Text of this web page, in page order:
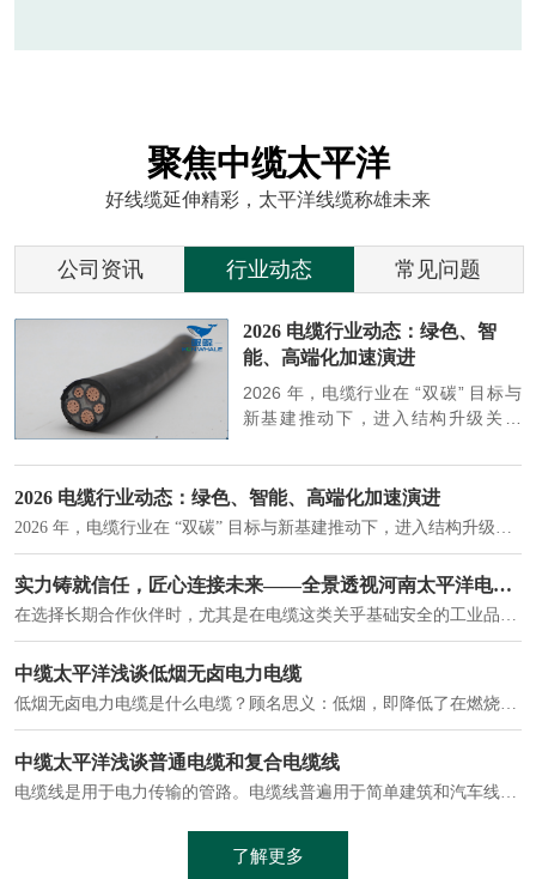
聚焦中缆太平洋
好线缆延伸精彩，太平洋线缆称雄未来
公司资讯 行业动态 常见问题
2026 电缆行业动态：绿色、智
能、高端化加速演进
2026 年，电缆行业在 “双碳” 目标与
新基建推动下，进入结构升级关键
大清晰趋势，市场格局持续优化。
2026 电缆行业动态：绿色、智能、高端化加速演进
实力铸就信任，匠心连接未来——全景透视河南太平洋电缆厂
在选择长期合作伙伴时，尤其是在电缆这类关乎基础安全的工业品上，供应商的“内在实力”远比一纸报价单更重要。今天，我们邀请您“云参观”河南太平洋电缆厂，透过每一个细节，看我们如何将“可靠”二字，铸入每一米电缆。
中缆太平洋浅谈低烟无卤电力电缆
低烟无卤电力电缆是什么电缆？顾名思义：低烟，即降低了在燃烧时有害物体的产生；卤素对于人体来说是一种有毒气体，无卤就是没有毒气体的释放，通常是针对电缆遇火灾时而言的。低烟无卤电力电缆又可以称之为环保电缆，低烟无卤电缆大多数用于医院和对环境卫生要求比较严格的地方。
中缆太平洋浅谈普通电缆和复合电缆线
电缆线是用于电力传输的管路。电缆线普遍用于简单建筑和汽车线材，作为能源输送缆线，电缆线的复杂结构勿庸置疑。根据目标功能，电缆线具有以下一些特点：建筑用和车用线材要求轻质、大批量生产、价格低廉、具有相当的电学和力学性能和长时间的耐老化性能；工业用线材必须具有符合客户要求的性能；
了解更多